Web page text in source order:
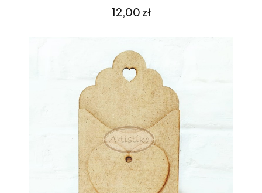
Cena
12,00 zł